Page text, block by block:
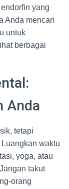
yang
Anda mencari
untuk
berbagai
Anda
tetapi
waktu
yoga, atau
takut
orang